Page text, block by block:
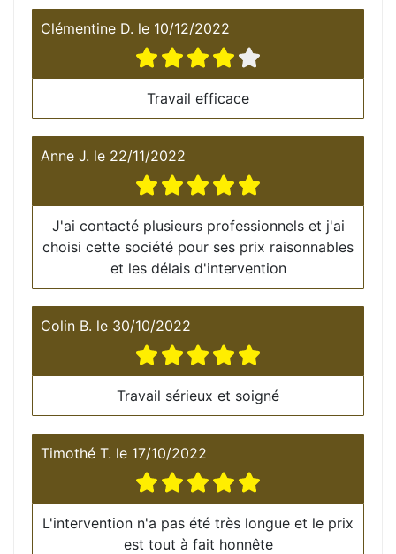
Clémentine D. le 10/12/2022
Travail efficace
Anne J. le 22/11/2022
J'ai contacté plusieurs professionnels et j'ai
choisi cette société pour ses prix raisonnables
et les délais d'intervention
Colin B. le 30/10/2022
Travail sérieux et soigné
Timothé T. le 17/10/2022
L'intervention n'a pas été très longue et le prix
est tout à fait honnête